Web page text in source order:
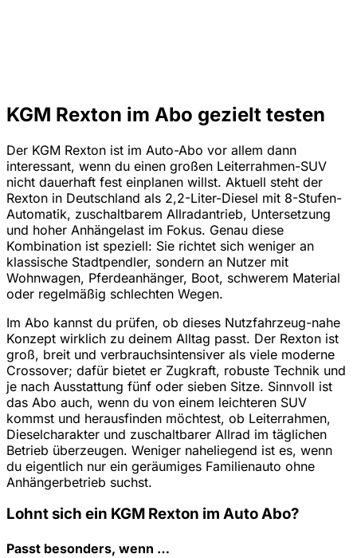
KGM Rexton im Abo gezielt testen
Der KGM Rexton ist im Auto-Abo vor allem dann
interessant, wenn du einen großen Leiterrahmen-SUV
nicht dauerhaft fest einplanen willst. Aktuell steht der
Rexton in Deutschland als 2,2-Liter-Diesel mit 8-Stufen-
Automatik, zuschaltbarem Allradantrieb, Untersetzung
und hoher Anhängelast im Fokus. Genau diese
Kombination ist speziell: Sie richtet sich weniger an
klassische Stadtpendler, sondern an Nutzer mit
Wohnwagen, Pferdeanhänger, Boot, schwerem Material
oder regelmäßig schlechten Wegen.
Im Abo kannst du prüfen, ob dieses Nutzfahrzeug-nahe
Konzept wirklich zu deinem Alltag passt. Der Rexton ist
groß, breit und verbrauchsintensiver als viele moderne
Crossover; dafür bietet er Zugkraft, robuste Technik und
je nach Ausstattung fünf oder sieben Sitze. Sinnvoll ist
das Abo auch, wenn du von einem leichteren SUV
kommst und herausfinden möchtest, ob Leiterrahmen,
Dieselcharakter und zuschaltbarer Allrad im täglichen
Betrieb überzeugen. Weniger naheliegend ist es, wenn
du eigentlich nur ein geräumiges Familienauto ohne
Anhängerbetrieb suchst.
Lohnt sich ein KGM Rexton im Auto Abo?
Passt besonders, wenn …